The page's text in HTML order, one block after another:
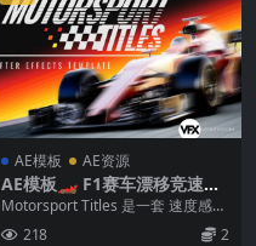
AE模板 AE资源
AE模板🏎️ F1赛车漂移竞速广
告赛事包装动态标题动画 – M
otorsport Titles
Motorsport Titles 是一套 速度感爆
218 2